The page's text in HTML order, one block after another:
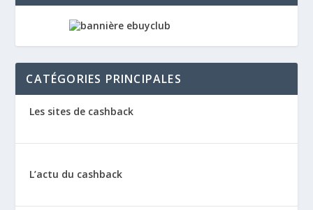
CATÉGORIES PRINCIPALES
Les sites de cashback
L’actu du cashback